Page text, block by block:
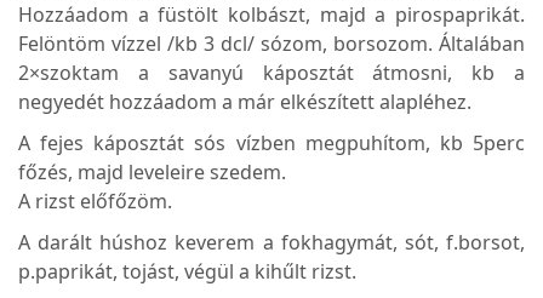
Hozzáadom a füstölt kolbászt, majd a pirospaprikát.
Felöntöm vízzel /kb 3 dcl/ sózom, borsozom. Általában
2×szoktam a savanyú káposztát átmosni, kb a
negyedét hozzáadom a már elkészített alapléhez.
A fejes káposztát sós vízben megpuhítom, kb 5perc
főzés, majd leveleire szedem.
A rizst előfőzöm.
A darált húshoz keverem a fokhagymát, sót, f.borsot,
p.paprikát, tojást, végül a kihűlt rizst.